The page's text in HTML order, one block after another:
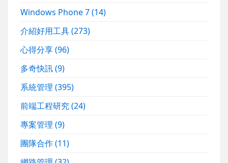
Windows Phone 7(14)
介紹好用工具(273)
心得分享(96)
多奇快訊(9)
系統管理(395)
前端工程研究(24)
專案管理(9)
團隊合作(11)